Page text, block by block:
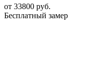
от 33800 руб.
Бесплатный замер